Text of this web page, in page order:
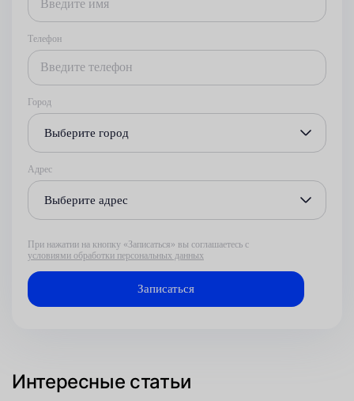
Телефон
Город
Выберите город
Адрес
Выберите адрес
При нажатии на кнопку «Записаться» вы соглашаетесь с
условиями обработки персональных данных
Интересные статьи